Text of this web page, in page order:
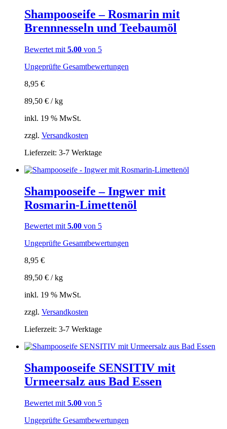
Shampooseife – Rosmarin mit
Brennnesseln und Teebaumöl
Bewertet mit 5.00 von 5
Ungeprüfte Gesamtbewertungen
8,95 €
89,50 € /kg
inkl. 19 % MwSt.
zzgl. Versandkosten
Lieferzeit: 3-7 Werktage
Shampooseife – Ingwer mit
Rosmarin-Limettenöl
Bewertet mit5.00 von 5
Ungeprüfte Gesamtbewertungen
8,95 €
89,50 € /kg
inkl. 19 % MwSt.
zzgl. Versandkosten
Lieferzeit: 3-7 Werktage
Shampooseife SENSITIV mit
Urmeersalz aus Bad Essen
Bewertet mit 5.00 von 5
Ungeprüfte Gesamtbewertungen